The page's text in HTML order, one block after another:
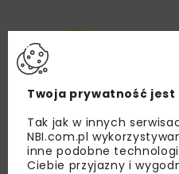
Twoja prywatność jest
Tak jak w innych
NBI.com.pl
inne podobne
Ciebie przyjazny i